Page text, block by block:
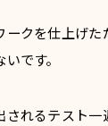
ークを仕上げた
です。
されるテスト一